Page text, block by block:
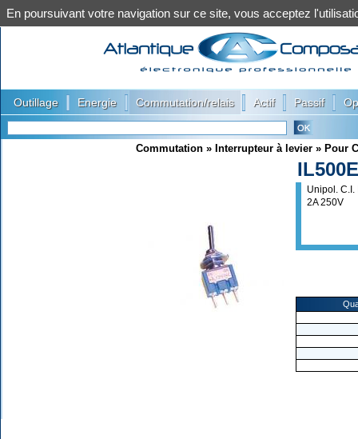
Outillage Energie Commutation/relais Actif Passif
Commutation » Interrupteur à levier » Pour
IL500E
Unipol. C.I.
2A 250V
En poursuivant votre navigation sur ce site, vous acceptez